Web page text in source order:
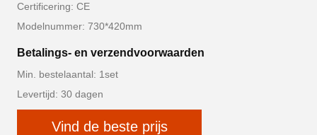
Certificering: CE
Modelnummer: 730*420mm
Betalings- en verzendvoorwaarden
Min. bestelaantal: 1set
Levertijd: 30 dagen
Vind de beste prijs